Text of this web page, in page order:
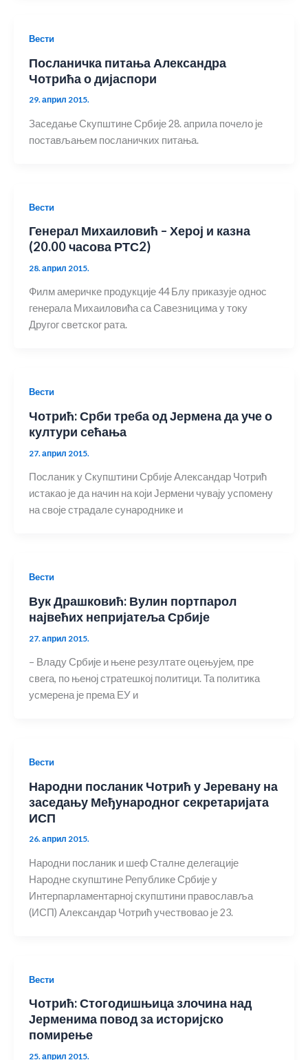
Вести
Посланичка питања Александра
Чотрића о дијаспори
29. април 2015.
Заседање Скупштине Србије 28. априла почело је
постављањем посланичких питања.
Вести
Генерал Михаиловић – Херој и казна
(20.00 часова РТС2)
28. април 2015.
Филм америчке продукције 44 Блу приказује однос
генерала Михаиловића са Савезницима у току
Другог светског рата.
Вести
Чотрић: Срби треба од Јермена да уче о
култури сећања
27. април 2015.
Посланик у Скупштини Србије Александар Чотрић
истакао је да начин на који Јермени чувају успомену
на своје страдале сународнике и
Вести
Вук Драшковић: Вулин портпарол
највећих непријатеља Србије
27. април 2015.
– Владу Србије и њене резултате оцењујем, пре
свега, по њеној стратешкој политици. Та политика
усмерена је према ЕУ и
Вести
Народни посланик Чотрић у Јеревану на
заседању Међународног секретаријата
ИСП
26. април 2015.
Народни посланик и шеф Сталне делегације
Народне скупштине Републике Србије у
Интерпарламентарној скупштини православља
(ИСП) Александар Чотрић учествовао је 23.
Вести
Чотрић: Стогодишњица злочина над
Јерменима повод за историјско
помирење
25. април 2015.